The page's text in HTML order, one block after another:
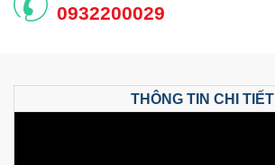
0932200029
THÔNG TIN CHI TIẾT